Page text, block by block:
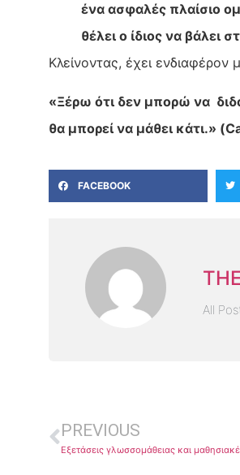
ένα ασφαλές πλαίσιο
θέλει ο ίδιος να βάλει
Κλείνοντας, έχει
«Ξέρω ότι δεν μπορώ να
θα μπορεί να μάθει κάτι.» (
FACEBOOK
All
PREVIOUS
Εξετάσεις γλωσσομάθειας και